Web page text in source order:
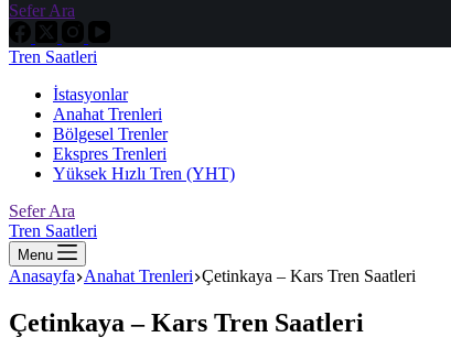
Sefer Ara
Tren Saatleri
İstasyonlar
Anahat Trenleri
Bölgesel Trenler
Ekspres Trenleri
Yüksek Hızlı Tren (YHT)
Sefer Ara
Tren Saatleri
Menu
Anasayfa Anahat Trenleri Çetinkaya – Kars Tren Saatleri
Çetinkaya – Kars Tren Saatleri